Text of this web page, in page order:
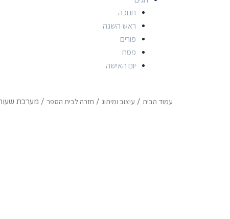
חנוכה
ראש השנה
פורים
פסח
יום האישה
עמוד הבית / עיצוב ומיתוג / חזרה לבית הספר / מערכת